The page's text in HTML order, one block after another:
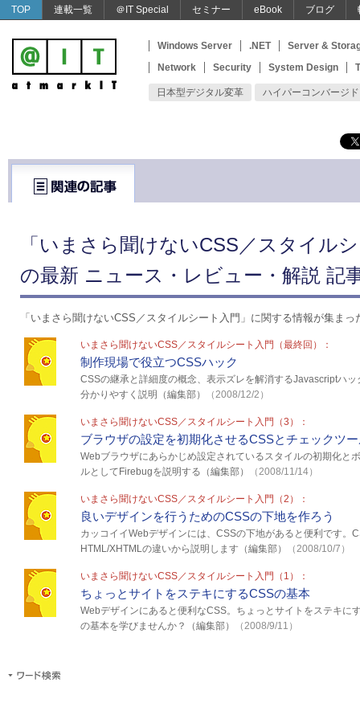
TOP 連載一覧 ＠IT Special セミナー eBook ブログ
Windows Server .NET
Server &
Network
Security System Design
日本型デジタル変革 ハイパーコンバージド
「いまさら聞けないCSS／スタイル
の最新 ニュース・レビュー・解説 記
「いまさら聞けないCSS／スタイルシート入門」に関する情報が集まっ
いまさら聞けないCSS／スタイルシート入門（最終回）：
制作現場で役立つCSSハック
CSSの継承と詳細度の概念、表示ズレを解消するJavascriptハ
分かりやすく説明（編集部）
（2008/12/2）
いまさら聞けないCSS／スタイルシート入門（3）：
ブラウザの設定を初期化させるCSSとチェックツ
Webブラウザにあらかじめ設定されているスタイルの初期化と
ルとしてFirebugを説明する（編集部）
（2008/11/14）
いまさら聞けないCSS／スタイルシート入門（2）：
良いデザインを行うためのCSSの下地を作ろう
カッコイイWebデザインには、CSSの下地があると便利です。
HTML/XHTMLの違いから説明します（編集部）
（2008/10/7）
いまさら聞けないCSS／スタイルシート入門（1）：
ちょっとサイトをステキにするCSSの基本
Webデザインにあると便利なCSS。ちょっとサイトをステキに
の基本を学びませんか？（編集部）
（2008/9/11）